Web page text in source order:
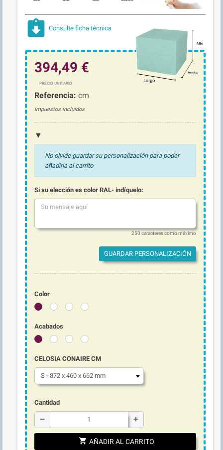
assignment_returned Consulte ficha técnica
394,49 €
Referencia: cm
Impuestos incluidos
▼
No olvide guardar su personalización para poder
añadirla al carrito
Si su elección es color RAL- indíquelo:
250 caracteres como máximo
GUARDAR PERSONALIZACIÓN
Color
Acabados
CELOSIA CONAIRE CM
Cantidad
remove add
shopping_cart AÑADIR AL CARRITO